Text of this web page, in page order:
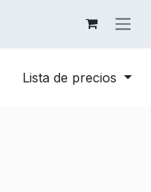
Lista de precios